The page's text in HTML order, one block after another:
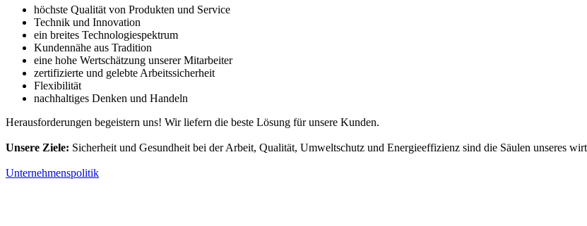
höchste Qualität von Produkten und Service
Technik und Innovation
ein breites Technologiespektrum
Kundennähe aus Tradition
eine hohe Wertschätzung unserer Mitarbeiter
zertifizierte und gelebte Arbeitssicherheit
Flexibilität
nachhaltiges Denken und Handeln
Herausforderungen begeistern uns! Wir liefern die beste Lösung für unsere Kunden.
Unsere Ziele: Sicherheit und Gesundheit bei der Arbeit, Qualität, Umweltschutz und Energieeffizienz sind die Säulen unseres
Unternehmenspolitik